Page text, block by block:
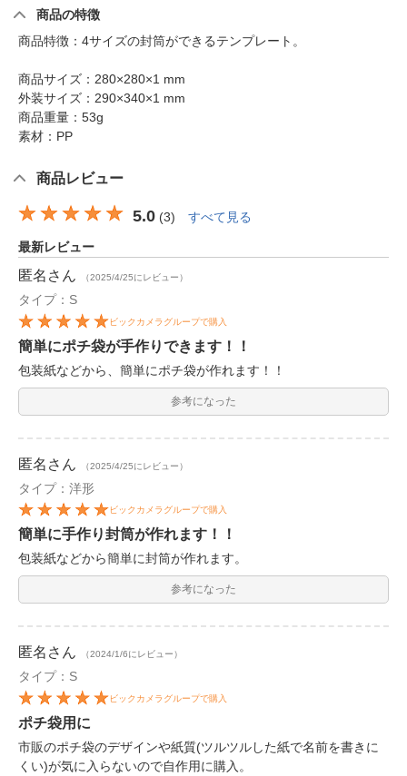
商品の特徴
商品特徴：4サイズの封筒ができるテンプレート。
商品サイズ：280×280×1 mm
外装サイズ：290×340×1 mm
商品重量：53g
素材：PP
商品レビュー
5.0 (3) すべて見る
最新レビュー
匿名 さん （2025/4/25にレビュー）
タイプ：S
ビックカメラグループで購入
簡単にポチ袋が手作りできます！！
包装紙などから、簡単にポチ袋が作れます！！
参考になった
匿名 さん （2025/4/25にレビュー）
タイプ：洋形
ビックカメラグループで購入
簡単に手作り封筒が作れます！！
包装紙などから簡単に封筒が作れます。
参考になった
匿名 さん （2024/1/6にレビュー）
タイプ：S
ビックカメラグループで購入
ポチ袋用に
市販のポチ袋のデザインや紙質(ツルツルした紙で名前を書きに
くい)が気に入らないので自作用に購入。